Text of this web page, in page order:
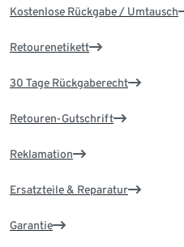
Kostenlose Rückgabe / Umtausch
Retourenetikett
30 Tage Rückgaberecht
Retouren-Gutschrift
Reklamation
Ersatzteile & Reparatur
Garantie